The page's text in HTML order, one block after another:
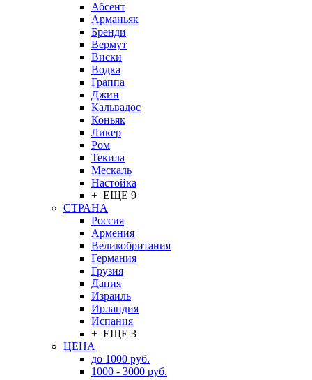
Абсент
Арманьяк
Бренди
Вермут
Виски
Водка
Граппа
Джин
Кальвадос
Коньяк
Ликер
Ром
Текила
Мескаль
Настойка
+ ЕЩЕ 9
СТРАНА
Россия
Армения
Великобритания
Германия
Грузия
Дания
Израиль
Ирландия
Испания
+ ЕЩЕ 3
ЦЕНА
до 1000 руб.
1000 - 3000 руб.